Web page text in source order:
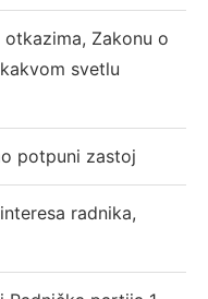
Zakonu o
svetlu
potpuni zastoj
radnika,